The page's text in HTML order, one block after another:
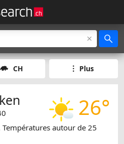
CH Plus
26°
autour de 25